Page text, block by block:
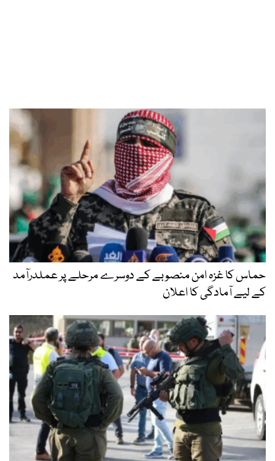
حماس کا غزہ امن منصوبے کے دوسرے مرحلے پر عملدرآمد
کے لیے آمادگی کا اعلان